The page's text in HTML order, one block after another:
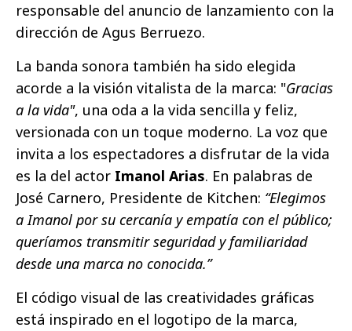
responsable del anuncio de lanzamiento con la
dirección de Agus Berruezo.
La banda sonora también ha sido elegida
acorde a la visión vitalista de la marca: "Gracias
a la vida", una oda a la vida sencilla y feliz,
versionada con un toque moderno. La voz que
invita a los espectadores a disfrutar de la vida
es la del actor Imanol Arias. En palabras de
José Carnero, Presidente de Kitchen: “Elegimos
a Imanol por su cercanía y empatía con el público;
queríamos transmitir seguridad y familiaridad
desde una marca no conocida.”
El código visual de las creatividades gráficas
está inspirado en el logotipo de la marca,